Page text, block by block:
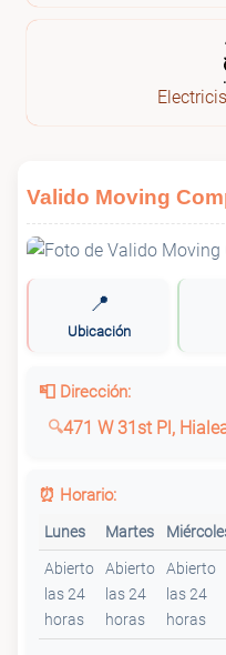
Valido Moving
📍
Ubicación
📮 Dirección:
471 W 31st Pl,
⏰ Horario:
Lunes Martes
Abierto
las 24
horas
Abierto
las 24
horas
Abierto
las 24
horas